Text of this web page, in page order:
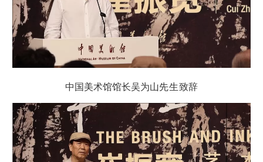
中国美术馆馆长吴为山先生致辞